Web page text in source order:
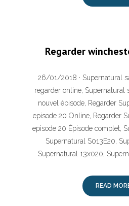
Regarder
26/01/2018 · Supernatural
regarder online, Supernatural
nouvel épisode, Regarder
episode 20 Online, Regarder
episode 20 Épisode complet,
Supernatural S013E20,
Supernatural 13x020,
READ